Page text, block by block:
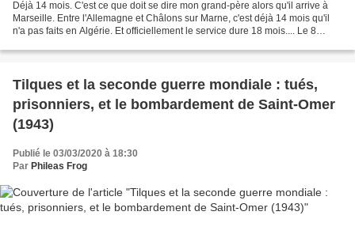
Déjà 14 mois. C'est ce que doit se dire mon grand-père alors qu'il arrive à
Marseille. Entre l'Allemagne et Châlons sur Marne, c'est déjà 14 mois qu'il
n'a pas faits en Algérie. Et officiellement le service dure 18 mois.... Le 8
Tilques et la seconde guerre mondiale : tués,
prisonniers, et le bombardement de Saint-Omer
(1943)
Publié le 03/03/2020 à 18:30
Par Phileas Frog